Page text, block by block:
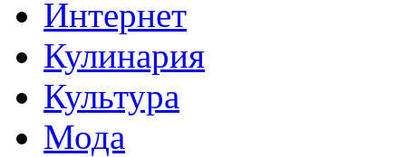
Интернет
Кулинария
Культура
Мода